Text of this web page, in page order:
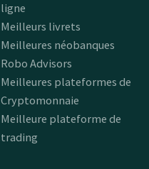
ligne
Meilleurs livrets
Meilleures néobanques
Robo Advisors
Meilleures plateformes de
Cryptomonnaie
Meilleure plateforme de
trading